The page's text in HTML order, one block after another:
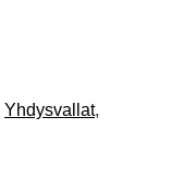
Yhdysvallat,